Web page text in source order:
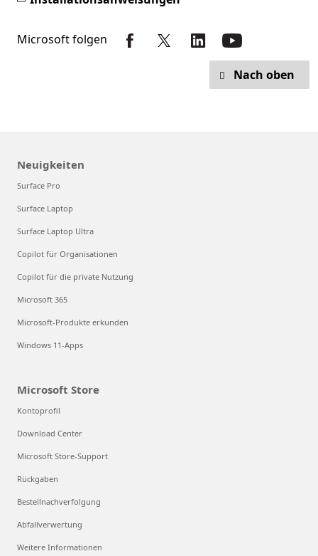
Microsoft folgen
Nach oben
Neuigkeiten
Surface Pro
Surface Laptop
Surface Laptop Ultra
Copilot für Organisationen
Copilot für die private Nutzung
Microsoft 365
Microsoft-Produkte erkunden
Windows 11-Apps
Microsoft Store
Kontoprofil
Download Center
Microsoft Store-Support
Rückgaben
Bestellnachverfolgung
Abfallverwertung
Weitere Informationen